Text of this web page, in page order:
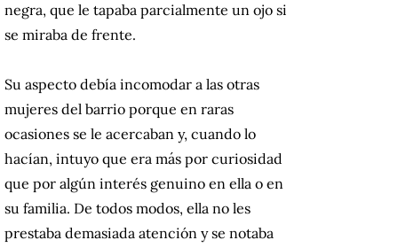
negra, que le tapaba parcialmente un ojo si
se miraba de frente.
Su aspecto debía incomodar a las otras
mujeres del barrio porque en raras
ocasiones se le acercaban y, cuando lo
hacían, intuyo que era más por curiosidad
que por algún interés genuino en ella o en
su familia. De todos modos, ella no les
prestaba demasiada atención y se notaba